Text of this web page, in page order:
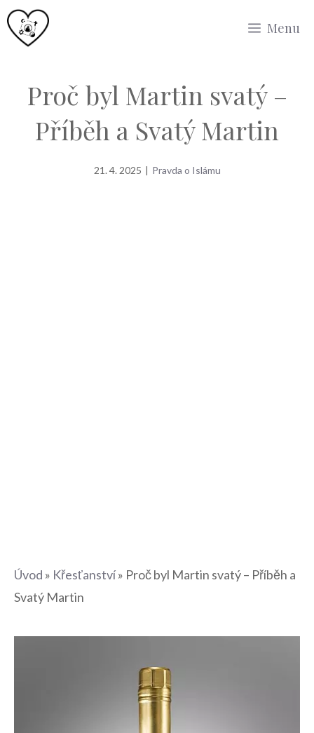
Přeskočit
na
Menu
Proč byl Martin svatý –
Příběh a Svatý Martin
21. 4. 2025 | Pravda o Islámu
Úvod » Křesťanství» Proč byl Martin svatý – Příběh a
Svatý Martin